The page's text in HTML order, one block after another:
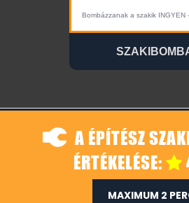
A ÉPÍTÉSZ
ÉRTÉKELÉSE:
MAXIMUM 2